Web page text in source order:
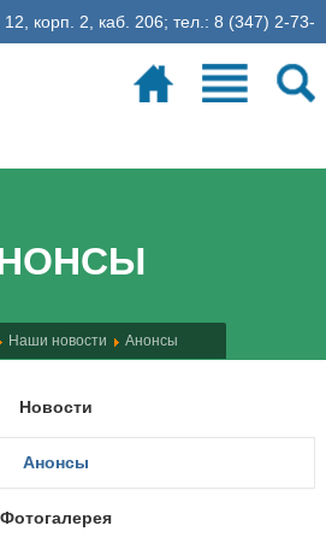
корп. 2, каб. 206; тел.: 8 (347) 2-73-
Наши новости Анонсы
Новости
Анонсы
Фотогалерея